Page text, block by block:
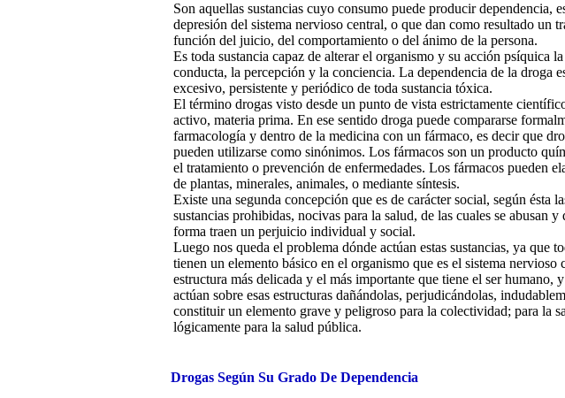
Son aquellas sustancias cuyo consumo puede producir dependencia,
depresión del sistema nervioso central, o que dan como resultado un
función del juicio, del comportamiento o del ánimo de la persona.
Es toda sustancia capaz de alterar el organismo y su acción psíquica
conducta, la percepción y la conciencia. La dependencia de la droga
excesivo, persistente y periódico de toda sustancia tóxica.
El término drogas visto desde un punto de vista estrictamente
activo, materia prima. En ese sentido droga puede compararse
farmacología y dentro de la medicina con un fármaco, es decir que
pueden utilizarse como sinónimos. Los fármacos son un producto
el tratamiento o prevención de enfermedades. Los fármacos pueden
de plantas, minerales, animales, o mediante síntesis.
Existe una segunda concepción que es de carácter social, según ésta
sustancias prohibidas, nocivas para la salud, de las cuales se abusan y
forma traen un perjuicio individual y social.
Luego nos queda el problema dónde actúan estas sustancias, ya que
tienen un elemento básico en el organismo que es el sistema nervioso
estructura más delicada y el más importante que tiene el ser humano, y
actúan sobre esas estructuras dañándolas, perjudicándolas,
constituir un elemento grave y peligroso para la colectividad; para la
lógicamente para la salud pública.
Drogas Según Su Grado De Dependencia